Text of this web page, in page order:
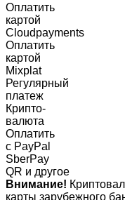
Оплатить
картой
Cloudpayments
Оплатить
картой
Mixplat
Регулярный
платеж
Крипто-
валюта
Оплатить
c PayPal
SberPay
QR и другое
Внимание!
карты зарубежного